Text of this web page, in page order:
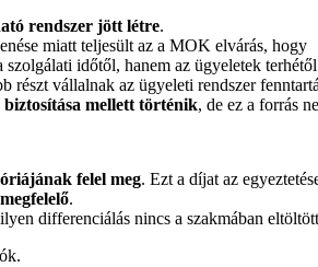
rendszer jött létre.
miatt teljesült az a MOK elvárás, hogy
időtől, hanem az ügyeletek
részt vállalnak az ügyeleti rendszer
mellett történik, de ez a forrás
felel meg. Ezt a díjat az
.
differenciálás nincs a szakmában